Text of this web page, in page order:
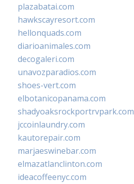
plazabatai.com
hawkscayresort.com
hellonquads.com
diarioanimales.com
decogaleri.com
unavozparadios.com
shoes-vert.com
elbotanicopanama.com
shadyoaksrockportrvpark.com
jccoinlaundry.com
kautorepair.com
marjaeswinebar.com
elmazatlanclinton.com
ideacoffeenyc.com